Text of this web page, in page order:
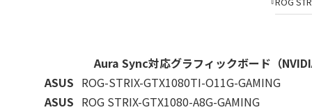
Aura Sync対応グラフィックボード（
ASUS ROG-STRIX-GTX1080TI-O11G-GAMING
ASUS ROG STRIX-GTX1080-A8G-GAMING